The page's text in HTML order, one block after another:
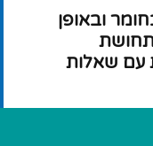
ובאופן
תחושת
עם שאלות